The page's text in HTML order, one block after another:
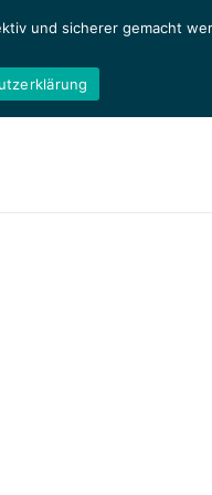
und sicherer gemacht